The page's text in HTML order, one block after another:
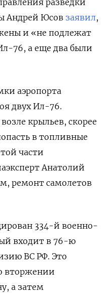
Андрей Юсов заявил,
и «не подлежат
76, а еще два были
аэропорта
двух Ил-76.
крыльев, скорее
в топливные
части
Анатолий
ремонт самолетов
334-й военно-
входит в 76-ю
ВС РФ. Это
вторжении
а затем